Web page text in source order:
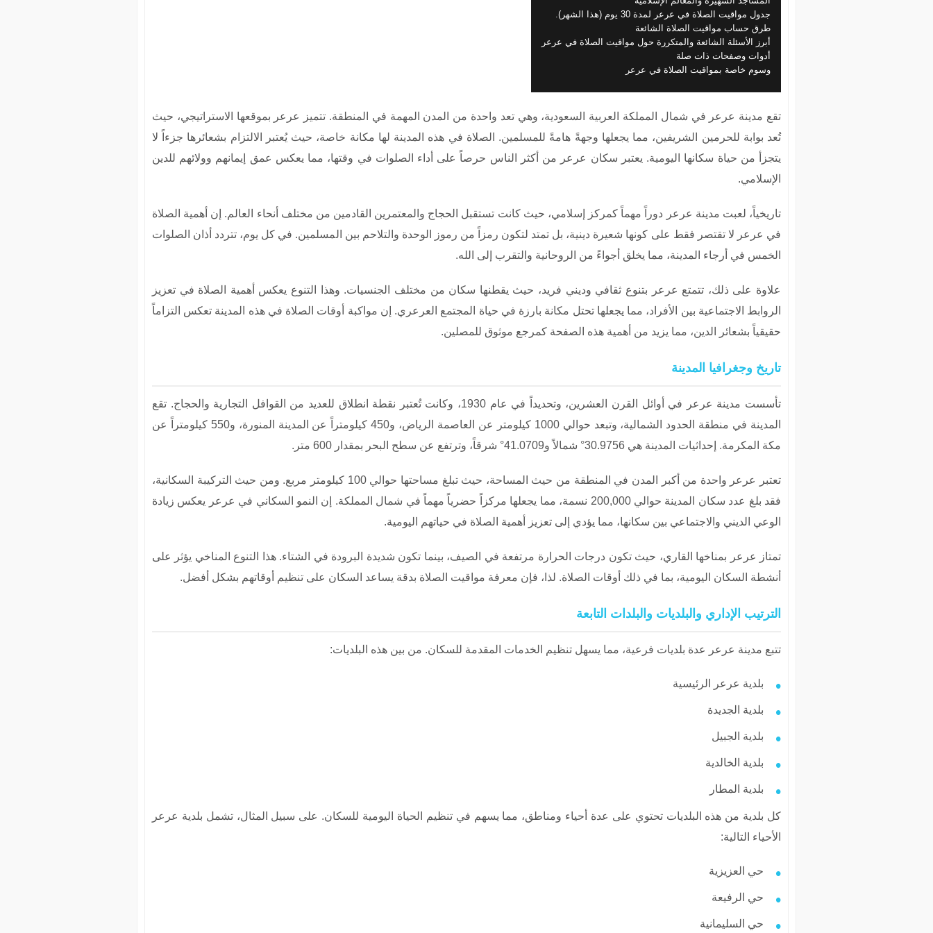
جدول مواقيت الصلاة في عرعر لمدة 30 يوم (هذا الشهر).
طرق حساب مواقيت الصلاة الشائعة
أبرز الأسئلة الشائعة والمتكررة حول مواقيت الصلاة في عرعر
أدوات وصفحات ذات صلة
وسوم خاصة بمواقيت الصلاة في عرعر
تقع مدينة عرعر في شمال المملكة العربية السعودية، وهي تعد واحدة من المدن المهمة في المنطقة. تتميز عرعر بموقعها الاستراتيجي، حيث
تُعد بوابة للحرمين الشريفين، مما يجعلها وجهةً هامةً للمسلمين. الصلاة في هذه المدينة لها مكانة خاصة، حيث يُعتبر الالتزام بشعائرها جزءاً لا
يتجزأ من حياة سكانها اليومية. يعتبر سكان عرعر من أكثر الناس حرصاً على أداء الصلوات في وقتها، مما يعكس عمق إيمانهم وولائهم للدين
الإسلامي.
تاريخياً، لعبت مدينة عرعر دوراً مهماً كمركز إسلامي، حيث كانت تستقبل الحجاج والمعتمرين القادمين من مختلف أنحاء العالم. إن أهمية الصلاة
في عرعر لا تقتصر فقط على كونها شعيرة دينية، بل تمتد لتكون رمزاً من رموز الوحدة والتلاحم بين المسلمين. في كل يوم، تتردد أذان الصلوات
الخمس في أرجاء المدينة، مما يخلق أجواءً من الروحانية والتقرب إلى الله.
علاوة على ذلك، تتمتع عرعر بتنوع ثقافي وديني فريد، حيث يقطنها سكان من مختلف الجنسيات. وهذا التنوع يعكس أهمية الصلاة في تعزيز
الروابط الاجتماعية بين الأفراد، مما يجعلها تحتل مكانة بارزة في حياة المجتمع العرعري. إن مواكبة أوقات الصلاة في هذه المدينة تعكس التزاماً
حقيقياً بشعائر الدين، مما يزيد من أهمية هذه الصفحة كمرجع موثوق للمصلين.
تاريخ وجغرافيا المدينة
تأسست مدينة عرعر في أوائل القرن العشرين، وتحديداً في عام 1930، وكانت تُعتبر نقطة انطلاق للعديد من القوافل التجارية والحجاج. تقع
المدينة في منطقة الحدود الشمالية، وتبعد حوالي 1000 كيلومتر عن العاصمة الرياض، و450 كيلومتراً عن المدينة المنورة، و550 كيلومتراً عن
مكة المكرمة. إحداثيات المدينة هي 30.9756° شمالاً و41.0709° شرقاً، وترتفع عن سطح البحر بمقدار 600 متر.
تعتبر عرعر واحدة من أكبر المدن في المنطقة من حيث المساحة، حيث تبلغ مساحتها حوالي 100 كيلومتر مربع. ومن حيث التركيبة السكانية،
فقد بلغ عدد سكان المدينة حوالي 200,000 نسمة، مما يجعلها مركزاً حضرياً مهماً في شمال المملكة. إن النمو السكاني في عرعر يعكس زيادة
الوعي الديني والاجتماعي بين سكانها، مما يؤدي إلى تعزيز أهمية الصلاة في حياتهم اليومية.
تمتاز عرعر بمناخها القاري، حيث تكون درجات الحرارة مرتفعة في الصيف، بينما تكون شديدة البرودة في الشتاء. هذا التنوع المناخي يؤثر على
أنشطة السكان اليومية، بما في ذلك أوقات الصلاة. لذا، فإن معرفة مواقيت الصلاة بدقة يساعد السكان على تنظيم أوقاتهم بشكل أفضل.
الترتيب الإداري والبلديات والبلدات التابعة
تتبع مدينة عرعر عدة بلديات فرعية، مما يسهل تنظيم الخدمات المقدمة للسكان. من بين هذه البلديات:
بلدية عرعر الرئيسية
بلدية الجديدة
بلدية الجبيل
بلدية الخالدية
بلدية المطار
كل بلدية من هذه البلديات تحتوي على عدة أحياء ومناطق، مما يسهم في تنظيم الحياة اليومية للسكان. على سبيل المثال، تشمل بلدية عرعر
الأحياء التالية:
حي العزيزية
حي الرفيعة
حي السليمانية